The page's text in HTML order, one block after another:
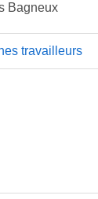
Bagneux
travailleurs